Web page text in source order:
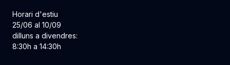
Horari d'estiu
25/06 al 10/09
dilluns a divendres:
8:30h a 14:30h